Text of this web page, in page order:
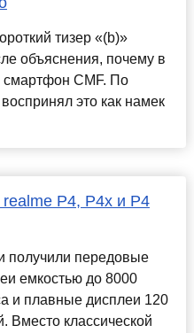
тизер «(b)»
объяснения, почему в
смартфон CMF. По
это как намек
P4, P4x и P4
получили передовые
емкостью до 8000
и плавные дисплеи 120
Вместо классической